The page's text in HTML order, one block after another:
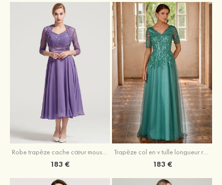
Robe trapèze cache cœur mousseline longueur mollet robe de mère de la mariée avec plissé veste
183 €
Trapèze col en v tulle longueur ras du sol robe de mère de la mariée avec perles paillettes
183 €